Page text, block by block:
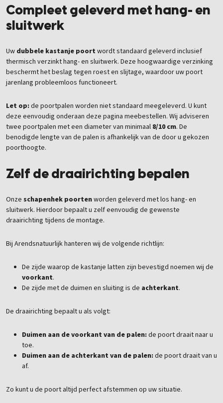
Compleet geleverd met hang- en
sluitwerk
Uw dubbele kastanje poort wordt standaard geleverd inclusief
thermisch verzinkt hang- en sluitwerk. Deze hoogwaardige verzinking
beschermt het beslag tegen roest en slijtage, waardoor uw poort
jarenlang probleemloos functioneert.
Let op:de poortpalen worden niet standaard meegeleverd. U kunt
deze eenvoudig onderaan deze pagina meebestellen. Wij adviseren
twee poortpalen met een diameter van minimaal 8/10 cm. De
benodigde lengte van de palen is afhankelijk van de door u gekozen
poorthoogte.
Zelf de draairichting bepalen
Onze schapenhek poortenworden geleverd met los hang- en
sluitwerk. Hierdoor bepaalt u zelf eenvoudig de gewenste
draairichting tijdens de montage.
Bij Arendsnatuurlijk hanteren wij de volgende richtlijn:
De zijde waarop de kastanje latten zijn bevestigd noemen wij de
voorkant.
De zijde met de duimen en sluiting is de achterkant.
De draairichting bepaalt u als volgt:
Duimen aan de voorkant van de palen:de poort draait naar u
toe.
Duimen aan de achterkant van de palen:de poort draait van u
af.
Zo kunt u de poort altijd perfect afstemmen op uw situatie.